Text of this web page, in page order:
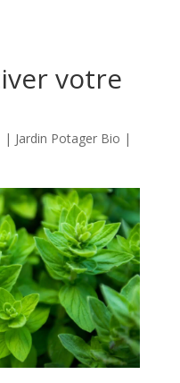
votre
| Jardin Potager Bio |